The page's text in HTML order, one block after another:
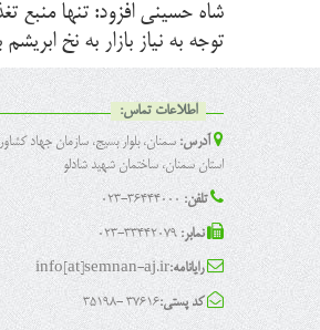
توجه به نیاز بازار به نخ
اطلاعات تماس:
آدرس:سمنان، بلوار بسیج، سازمان جهاد
استان سمنان، ساختمان شهید شادلو
تلفن: 36444000-023
نمابر: 33442079-023
رایانامه:info[at]semnan-aj.ir
کد پستی:37616 -35198